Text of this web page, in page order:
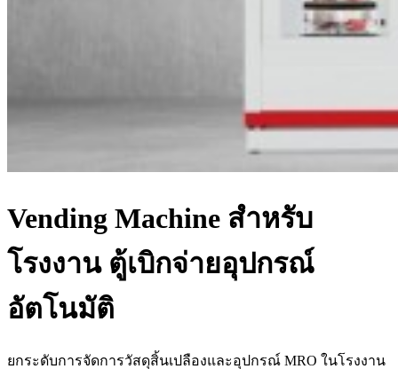
Vending Machine สำหรับ
โรงงาน ตู้เบิกจ่ายอุปกรณ์
อัตโนมัติ
ยกระดับการจัดการวัสดุสิ้นเปลืองและอุปกรณ์ MRO ในโรงงาน